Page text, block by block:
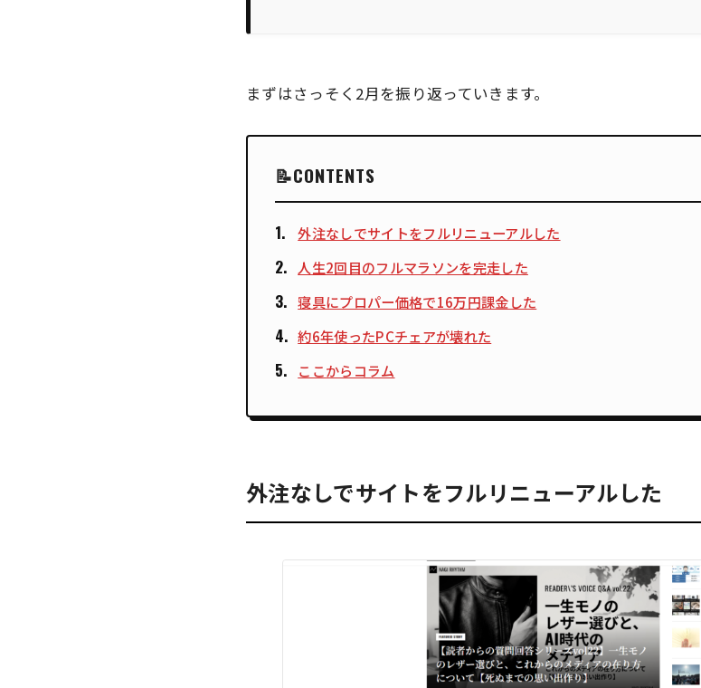
まずはさっそく2月を振り返っていきます。
CONTENTS
外注なしでサイトをフルリニューアルした
人生2回目のフルマラソンを完走した
寝具にプロパー価格で16万円課金した
約6年使ったPCチェアが壊れた
ここからコラム
外注なしでサイトをフルリニューアルした